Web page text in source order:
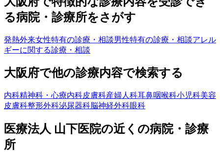
る病院・診療所をさがす
発熱外来女性特有の診療・相談男性特有の診療・相談アレル
ギーに関する診療・相談
大阪府で他の診療内容で検索する
内科精神科・心療内科皮膚科産婦人科耳鼻咽喉科小児科美容
皮膚科整形外科泌尿器科脳神経外科眼科
医療法人 山下医院の近くの病院・診療
所